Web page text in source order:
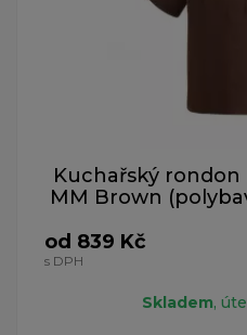
Kuchařský rondon
MM Brown
od 839 Kč
s DPH
Skladem,